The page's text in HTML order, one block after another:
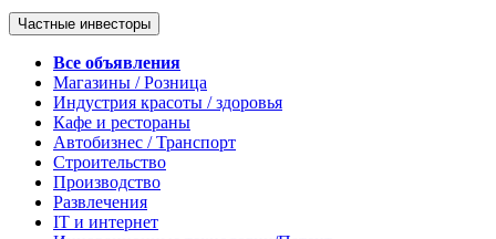
Частные инвесторы
Все объявления
Магазины / Розница
Индустрия красоты / здоровья
Кафе и рестораны
Автобизнес / Транспорт
Строительство
Производство
Развлечения
IT и интернет